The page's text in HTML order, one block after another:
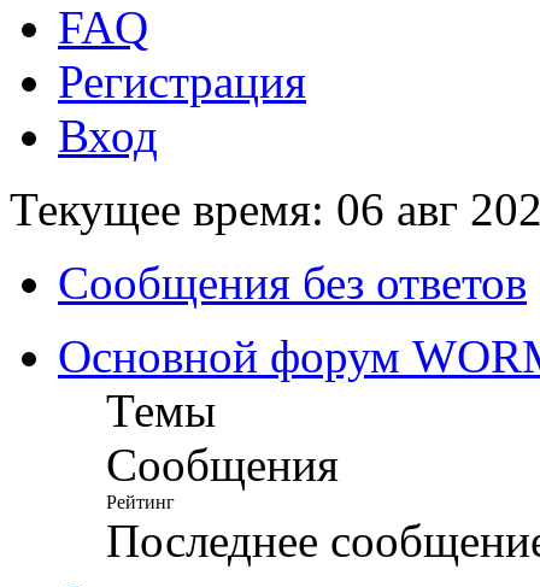
FAQ
Регистрация
Вход
Текущее время: 06 авг
Сообщения без ответов
Основной форум
Темы
Сообщения
Рейтинг
Последнее